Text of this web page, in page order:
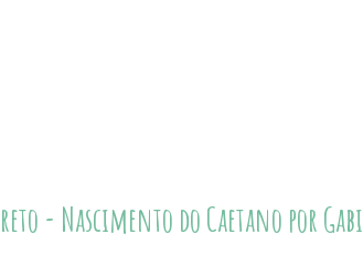
- Nascimento do Caetano por Gabi